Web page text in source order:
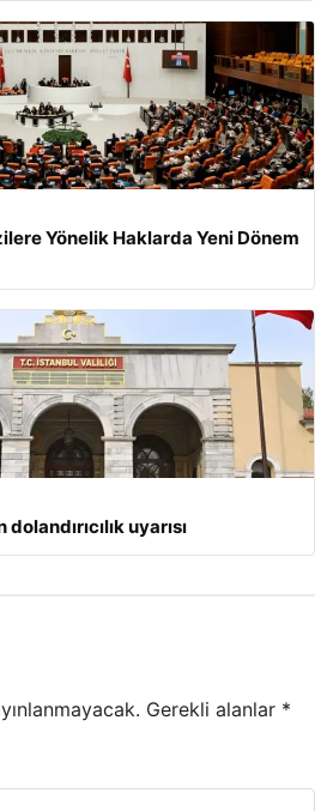
Yönelik Haklarda Yeni Dönem
uyarısı
Gerekli alanlar *